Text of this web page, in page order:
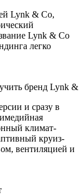
Lynk & Co,
Lynk & Co
легко
бренд Lynk
и сразу в
климат-
круиз-
вентиляцией и